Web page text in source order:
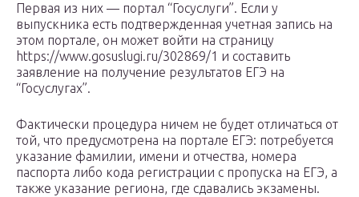
Первая из них — портал “Госуслуги”. Если у
выпускника есть подтвержденная учетная запись на
этом портале, он может войти на страницу
https://www.gosuslugi.ru/302869/1 и составить
заявление на получение результатов ЕГЭ на
“Госуслугах”.
Фактически процедура ничем не будет отличаться от
той, что предусмотрена на портале ЕГЭ: потребуется
указание фамилии, имени и отчества, номера
паспорта либо кода регистрации с пропуска на ЕГЭ, а
также указание региона, где сдавались экзамены.